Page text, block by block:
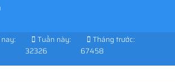
Tuần này:
32326
Tháng trước:
67458